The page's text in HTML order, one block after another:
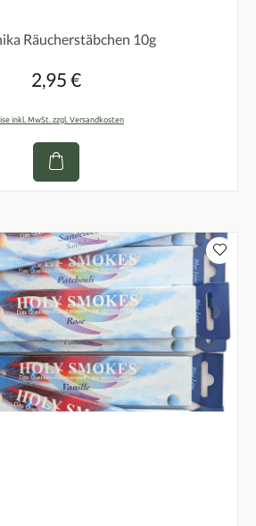
Räucherstäbchen 10g
Regulärer Preis:
2,95 €
inkl. MwSt. zzgl. Versandkosten